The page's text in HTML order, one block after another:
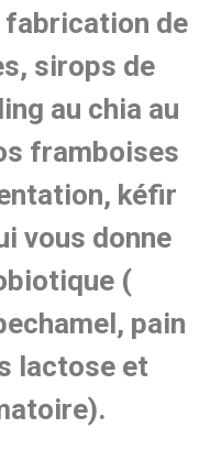
de
sirops de
au chia au
framboises
kéfir
vous donne
(
pain
lactose et